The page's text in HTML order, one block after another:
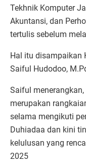
Tekhnik Komputer
Akuntansi, dan
tertulis sebelum
Hal itu disampaikan
Saiful Hudodoo,
Saiful
merupakan
selama mengikuti
Duhiadaa dan kini
kelulusan yang
2025